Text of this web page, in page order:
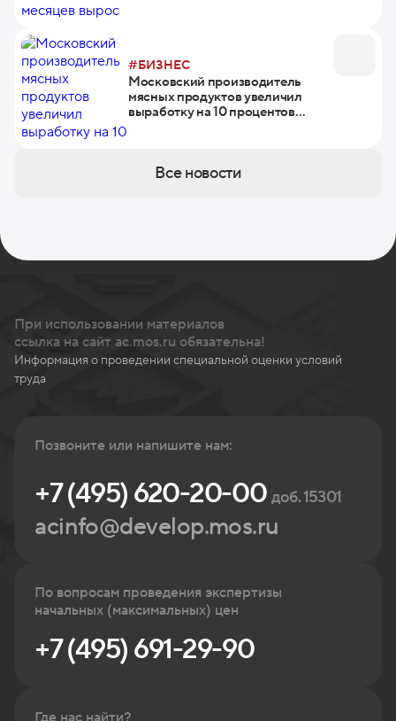
#БИЗНЕС
Московский производитель
мясных продуктов увеличил
выработку на 10 процентов
Все новости
При использовании материалов
ссылка на сайт ac.mos.ru обязательна!
Информация о проведении специальной оценки условий
труда
Позвоните или напишите нам:
+7 (495) 620-20-00доб. 15301
acinfo@develop.mos.ru
По вопросам проведения экспертизы
начальных (максимальных) цен
+7 (495) 691-29-90
Где нас найти?